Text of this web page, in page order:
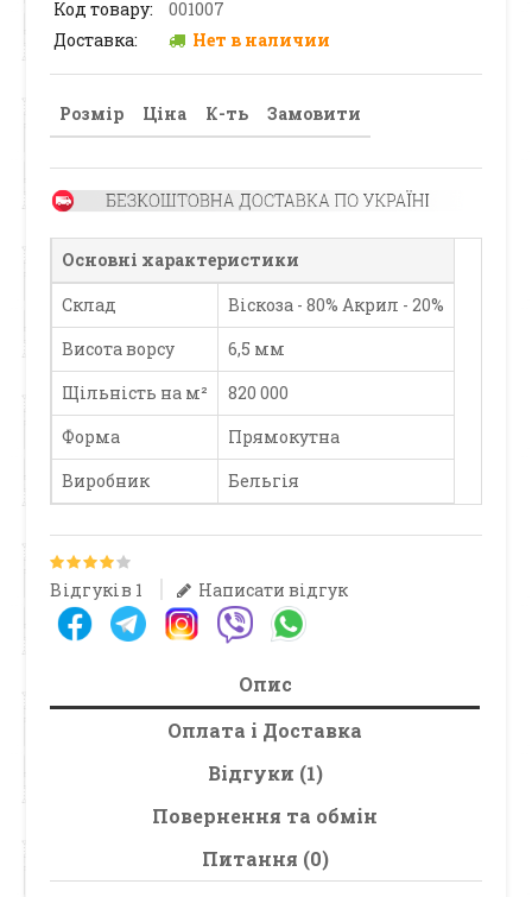
Код товару:
001007
Доставка:
Нет в наличии
Розмір Ціна К-ть Замовити
Основні характеристики
Склад
Віскоза - 80% Акрил - 20%
Висота ворсу
6,5 мм
Щільність на м²
820 000
Форма
Прямокутна
Виробник
Бельгія
Відгуків 1 Написати відгук
Опис
Оплата і Доставка
Відгуки (1)
Повернення та обмін
Питання (0)